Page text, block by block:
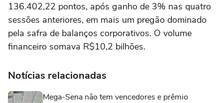
136.402,22 pontos, após ganho de 3% nas quatro
sessões anteriores, em mais um pregão dominado
pela safra de balanços corporativos. O volume
financeiro somava R$10,2 bilhões.
Notícias relacionadas
Mega-Sena não tem vencedores e prêmio